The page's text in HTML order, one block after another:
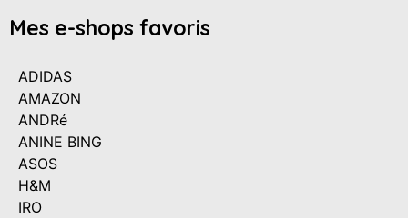
Mes e-shops favoris
ADIDAS
AMAZON
ANDRé
ANINE BING
ASOS
H&M
IRO